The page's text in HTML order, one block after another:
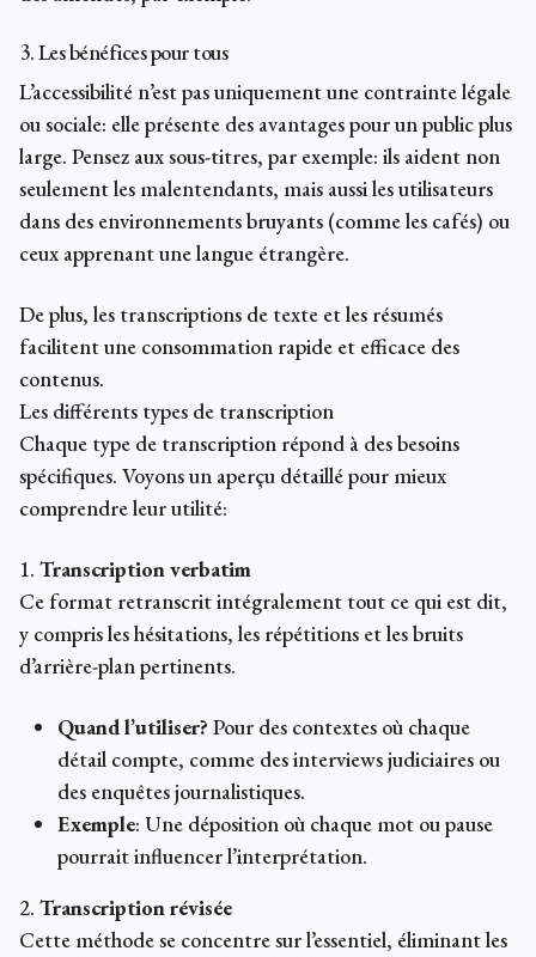
3. Les bénéfices pour tous
L’accessibilité n’est pas uniquement une contrainte légale
ou sociale: elle présente des avantages pour un public plus
large. Pensez aux sous-titres, par exemple: ils aident non
seulement les malentendants, mais aussi les utilisateurs
dans des environnements bruyants (comme les cafés) ou
ceux apprenant une langue étrangère.
De plus, les transcriptions de texte et les résumés
facilitent une consommation rapide et efficace des
contenus.
Les différents types de transcription
Chaque type de transcription répond à des besoins
spécifiques. Voyons un aperçu détaillé pour mieux
comprendre leur utilité:
1. Transcription verbatim
Ce format retranscrit intégralement tout ce qui est dit,
y compris les hésitations, les répétitions et les bruits
d’arrière-plan pertinents.
Quand l’utiliser? Pour des contextes où chaque
détail compte, comme des interviews judiciaires ou
des enquêtes journalistiques.
Exemple: Une déposition où chaque mot ou pause
pourrait influencer l’interprétation.
2. Transcription révisée
Cette méthode se concentre sur l’essentiel, éliminant les